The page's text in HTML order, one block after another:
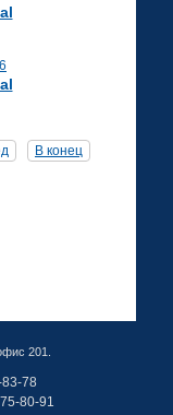
В конец
201.
83-78
80-91